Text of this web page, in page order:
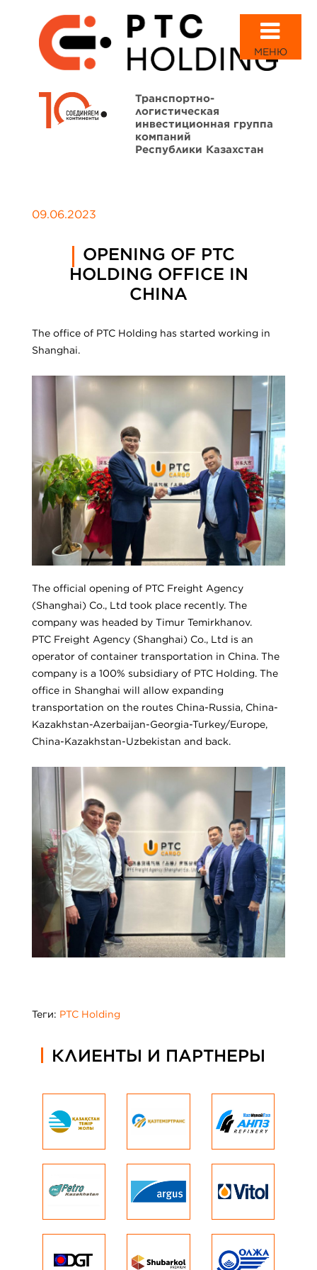
МЕНЮ
Транспортно-
логистическая
инвестиционная группа
компаний
Республики Казахстан
09.06.2023
OPENING OF PTC
HOLDING OFFICE IN
CHINA
The office of PTC Holding has started working in
Shanghai.
The official opening of PTC Freight Agency
(Shanghai) Co., Ltd took place recently. The
company was headed by Timur Temirkhanov.
PTC Freight Agency (Shanghai) Co., Ltd is an
operator of container transportation in China. The
company is a 100% subsidiary of PTC Holding. The
office in Shanghai will allow expanding
transportation on the routes China-Russia, China-
Kazakhstan-Azerbaijan-Georgia-Turkey/Europe,
China-Kazakhstan-Uzbekistan and back.
Теги: PTC Holding
КЛИЕНТЫ И ПАРТНЕРЫ